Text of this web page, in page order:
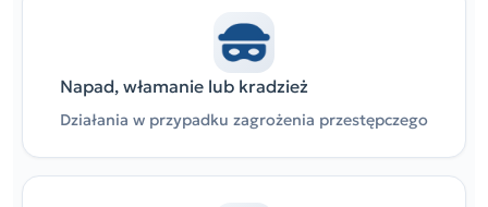
Napad, włamanie lub kradzież
Działania w przypadku zagrożenia przestępczego